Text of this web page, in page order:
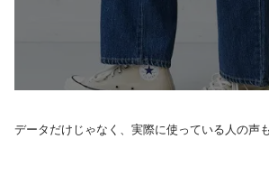
データだけじゃなく、実際に使っている人の声